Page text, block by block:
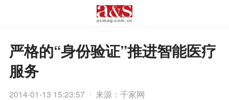
严格的“身份验证”推进智能医疗
服务
2014-01-13 15:23:57 来源：千家网